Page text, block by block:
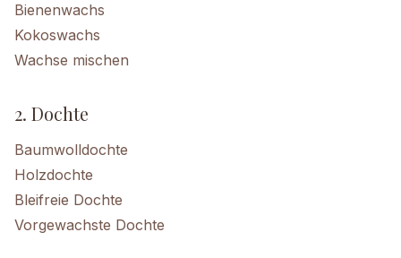
Bienenwachs
Kokoswachs
Wachse mischen
2. Dochte
Baumwolldochte
Holzdochte
Bleifreie Dochte
Vorgewachste Dochte